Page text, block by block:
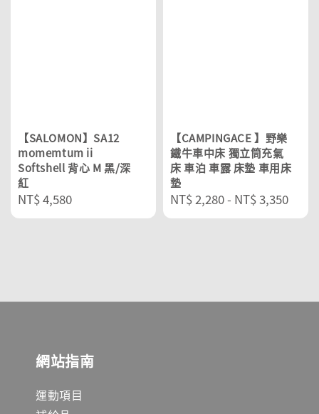
【SALOMON】SA12
momemtum ii
Softshell 背心 M 黑/深
紅
Regular
price
NT$ 4,580
【CAMPINGACE 】野樂
鐵牛車中床 獨立筒充氣
床 車泊 車露 床墊 車用床
墊
Regular
price
NT$ 2,280- NT$ 3,350
網站指南
運動項目